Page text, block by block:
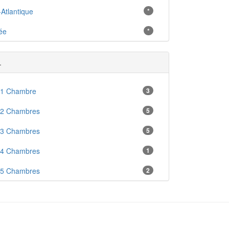
*
*
Chambre 3
Chambres 5
Chambres 5
Chambres 1
Chambres 2